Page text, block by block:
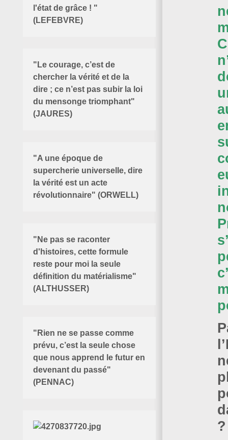
l'état de grâce ! "
(LEFEBVRE)
"Le courage, c’est de
chercher la vérité et de la
dire ; ce n’est pas subir la loi
du mensonge triomphant"
(JAURES)
"A une époque de
supercherie universelle, dire
la vérité est un acte
révolutionnaire" (ORWELL)
"Ne pas se raconter
d'histoires, cette formule
reste pour moi la seule
définition du matérialisme"
(ALTHUSSER)
"Rien ne se passe comme
prévu, c’est la seule chose
que nous apprend le futur en
devenant du passé"
(PENNAC)
?